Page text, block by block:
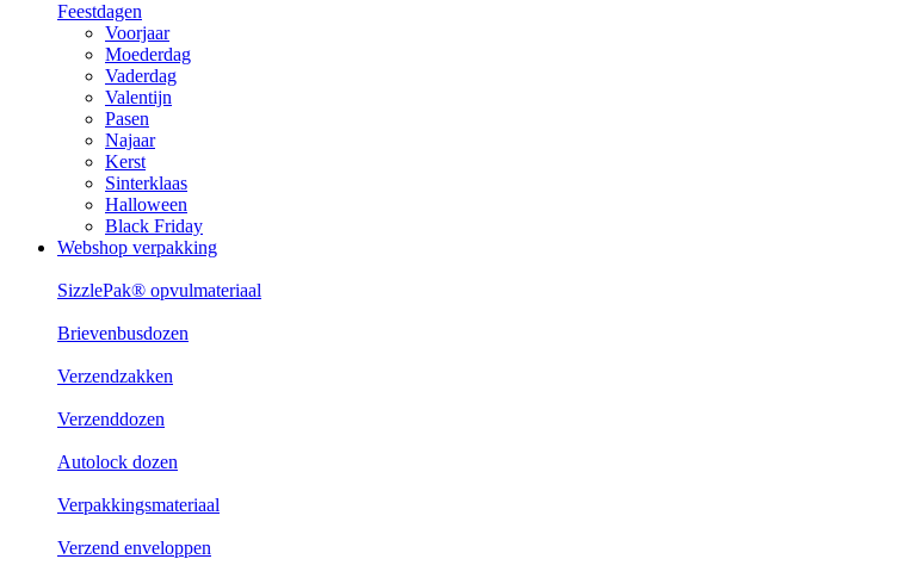
Feestdagen
Voorjaar
Moederdag
Vaderdag
Valentijn
Pasen
Najaar
Kerst
Sinterklaas
Halloween
Black Friday
Webshop verpakking
SizzlePak® opvulmateriaal
Brievenbusdozen
Verzendzakken
Verzenddozen
Autolock dozen
Verpakkingsmateriaal
Verzend enveloppen